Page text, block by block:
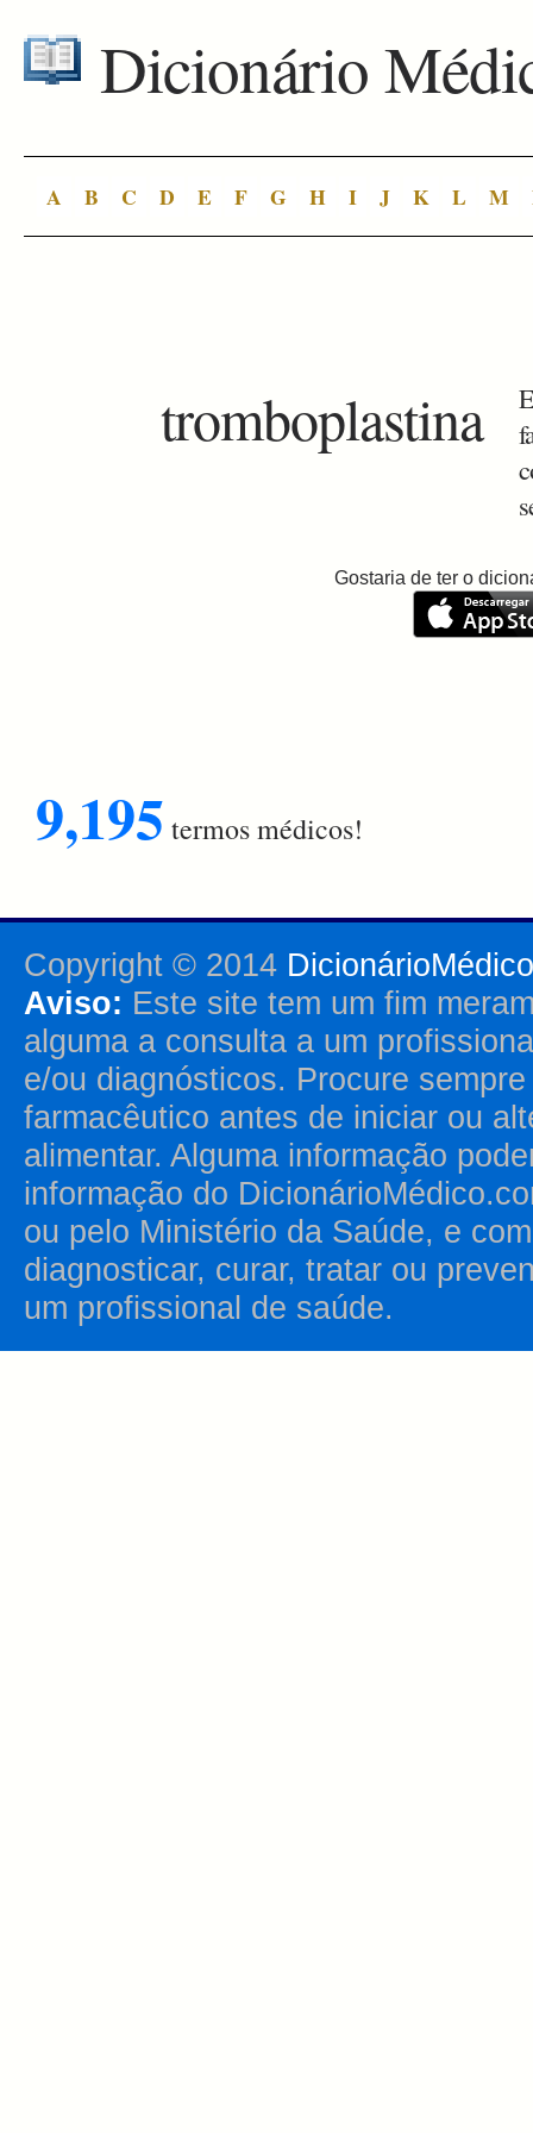
Dicionário
A B C D E F G H I J K L M
tromboplastina
Gostaria de ter o
9,195 termos médicos!
Copyright © 2014
Aviso: Este site tem um fim
alguma a consulta a um
e/ou diagnósticos. Procure
farmacêutico antes de iniciar ou
alimentar. Alguma informação
informação do
ou pelo Ministério da Saúde, e
diagnosticar, curar, tratar ou
um profissional de saúde.